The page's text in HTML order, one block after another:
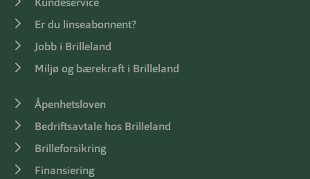
Kundeservice
Er du linseabonnent?
Jobb i Brilleland
Miljø og bærekraft i Brilleland
Åpenhetsloven
Bedriftsavtale hos Brilleland
Brilleforsikring
Finansiering